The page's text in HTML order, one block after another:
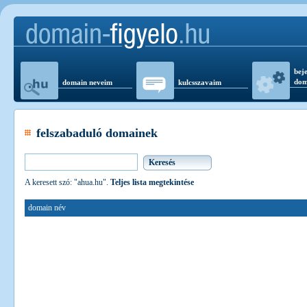
domain neveim kulcsszavaim
felszabaduló domainek
A keresett szó: "ahua.hu". Teljes lista megtekintése
domain név